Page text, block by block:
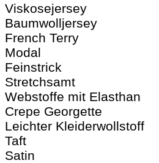
Viskosejersey
Baumwolljersey
French Terry
Modal
Feinstrick
Stretchsamt
Webstoffe mit Elasthan
Crepe Georgette
Leichter Kleiderwollstoff
Taft
Satin